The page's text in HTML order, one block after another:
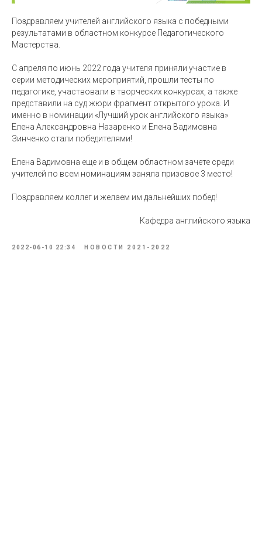
Поздравляем учителей английского языка с победными
результатами в областном конкурсе Педагогического
Мастерства.
С апреля по июнь 2022 года учителя приняли участие в
серии методических мероприятий, прошли тесты по
педагогике, участвовали в творческих конкурсах, а также
представили на суд жюри фрагмент открытого урока. И
именно в номинации «Лучший урок английского языка»
Елена Александровна Назаренко и Елена Вадимовна
Зинченко стали победителями!
Елена Вадимовна еще и в общем областном зачете среди
учителей по всем номинациям заняла призовое 3 место!
Поздравляем коллег и желаем им дальнейших побед!
Кафедра английского языка
2022-06-10 22:34 НОВОСТИ 2021-2022